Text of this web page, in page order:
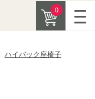
0
ハイバック座椅子